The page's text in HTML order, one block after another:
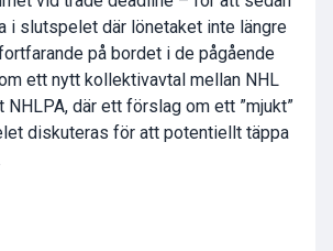
i slutspelet där lönetaket inte längre
på bordet i de pågående
ett nytt kollektivavtal mellan NHL
där ett förslag om ett ”mjukt”
diskuteras för att potentiellt täppa